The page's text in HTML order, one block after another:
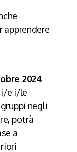
apprendere
2024
e i/le
negli
potrà
a